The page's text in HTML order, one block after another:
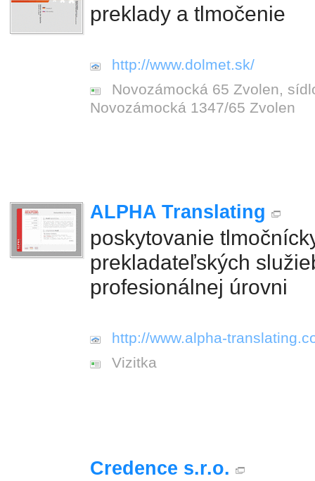
preklady a tlmočenie
http://www.dolmet.sk/
Novozámocká 65 Zvolen,
Novozámocká 1347/65 Zvolen
ALPHA Translating
poskytovanie
prekladateľských
profesionálnej úrovni
http://www.alpha-
Vizitka
Credence s.r.o.